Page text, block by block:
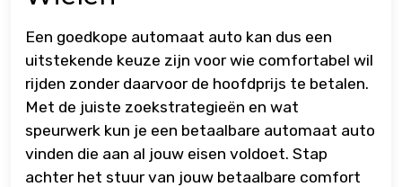
Een goedkope automaat auto kan dus een
uitstekende keuze zijn voor wie comfortabel wil
rijden zonder daarvoor de hoofdprijs te betalen.
Met de juiste zoekstrategieën en wat
speurwerk kun je een betaalbare automaat auto
vinden die aan al jouw eisen voldoet. Stap
achter het stuur van jouw betaalbare comfort